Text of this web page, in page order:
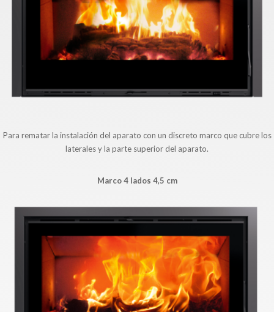
Para rematar la instalación del aparato con un discreto marco que cubre los
laterales y la parte superior del aparato.
Marco 4 lados 4,5 cm